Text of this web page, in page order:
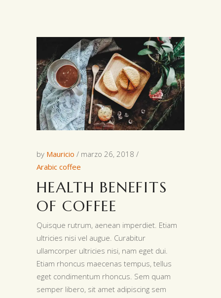
by Mauricio
marzo 26, 2018
Arabic coffee
HEALTH BENEFITS
OF COFFEE
Quisque rutrum, aenean imperdiet. Etiam
ultricies nisi vel augue. Curabitur
ullamcorper ultricies nisi, nam eget dui.
Etiam rhoncus maecenas tempus, tellus
eget condimentum rhoncus. Sem quam
semper libero, sit amet adipiscing sem